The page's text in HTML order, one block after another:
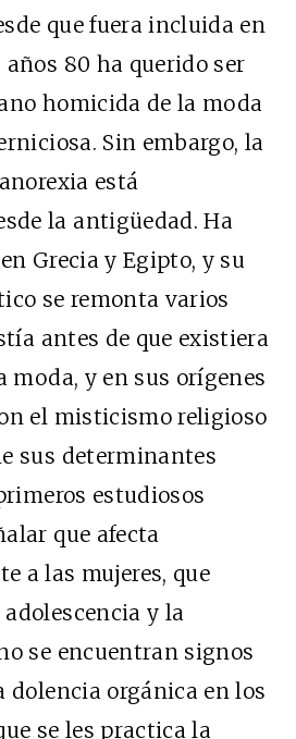
que fuera incluida en
años 80 ha querido ser
homicida de la moda
Sin embargo, la
está
la antigüedad. Ha
Grecia y Egipto, y su
se remonta varios
antes de que existiera
y en sus orígenes
el misticismo religioso
sus determinantes
estudiosos
que afecta
a las mujeres, que
y la
se encuentran signos
dolencia orgánica en los
se les practica la